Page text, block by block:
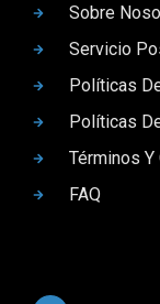
Sobre
Servicio
Políticas
Políticas
Términos
FAQ